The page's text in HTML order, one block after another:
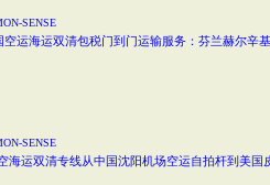
SENSE
空运海运双清包税门到门运输服务：芬兰赫尔辛
SENSE
海运双清专线从中国沈阳机场空运自拍杆到美